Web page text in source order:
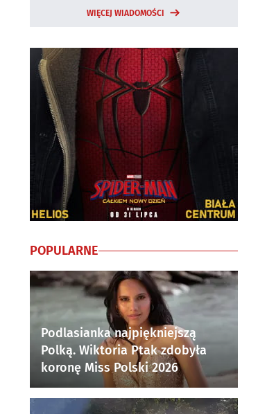
WIĘCEJ WIADOMOŚCI
POPULARNE
Podlasianka najpiękniejszą
Polką. Wiktoria Ptak zdobyła
koronę Miss Polski 2026